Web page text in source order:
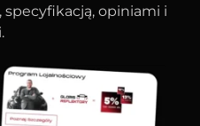
opiniami i